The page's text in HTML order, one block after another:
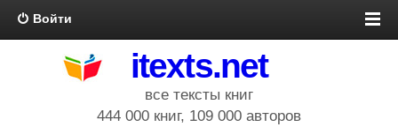
Войти
itexts.net
все тексты книг
444 000 книг, 109 000 авторов